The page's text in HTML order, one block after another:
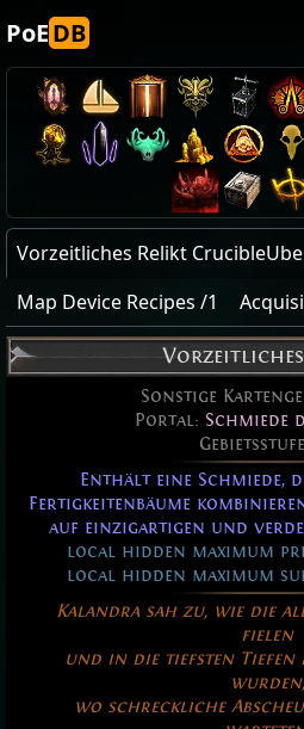
PoEDB
Vorzeitliches Relikt
Map Device Recipes /1
Sonstige
Portal: Schmiede
Enthält eine Schmiede,
Fertigkeitenbäume
auf einzigartigen und
local hidden maximum
local hidden maximum
Kalandra sah zu, wie die
fielen
und in die tiefsten
wurden,
wo schreckliche